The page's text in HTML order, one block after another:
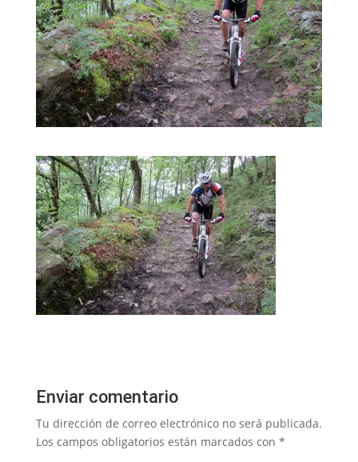
Enviar comentario
Tu dirección de correo electrónico no será publicada.
Los campos obligatorios están marcados con *